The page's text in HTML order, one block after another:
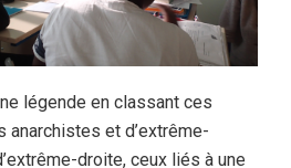
légende en classant ces
anarchistes et d’extrême-
droite, ceux liés à une